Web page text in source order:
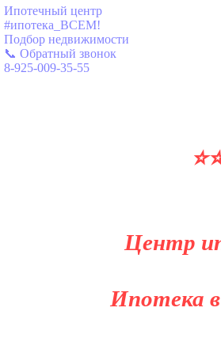
Ипотечный центр
#ипотека_ВСЕМ!
Подбор недвижимости
📞 Обратный звонок
8-925-009-35-55
Центр
Ипотека